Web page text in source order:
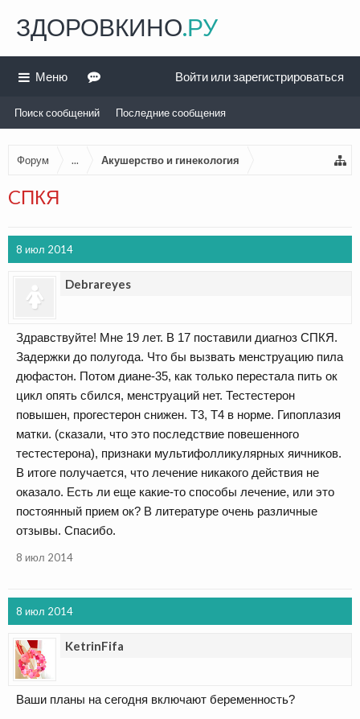
Форум ... Акушерство и гинекология
CПКЯ
8 июл 2014
Debrareyes
Здравствуйте! Мне 19 лет. В 17 поставили диагноз CПКЯ.
Задержки до полугода. Что бы вызвать менструацию пила
дюфастон. Потом диане-35, как только перестала пить ок
цикл опять сбился, менструаций нет. Тестестерон
повышен, прогестерон снижен. Т3, Т4 в норме. Гипоплазия
матки. (сказали, что это последствие повешенного
тестестерона), признаки мультифолликулярных яичников.
В итоге получается, что лечение никакого действия не
оказало. Есть ли еще какие-то способы лечение, или это
постоянный прием ок? В литературе очень различные
отзывы. Спасибо.
8 июл 2014
8 июл 2014
KetrinFifa
Ваши планы на сегодня включают беременность?
ЗДОРОВКИНО.РУ
Меню
Поиск сообщений Последние сообщения
Войти или зарегистрироваться